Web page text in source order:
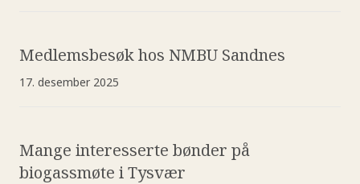
Medlemsbesøk hos NMBU Sandnes
17. desember 2025
Mange interesserte bønder på
biogassmøte i Tysvær